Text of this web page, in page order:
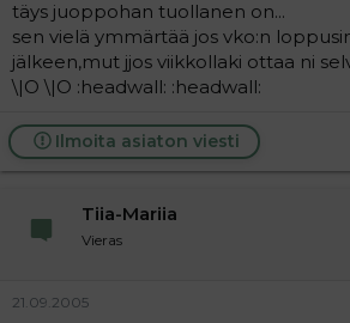
täys juoppohan tuollanen on...
sen vielä ymmärtää jos vko:n
jälkeen,mut jjos viikkollaki ottaa ni
\|O \|O :headwall: :headwall:
Ilmoita asiaton viesti
Tiia-Mariia
Vieras
21.09.2005